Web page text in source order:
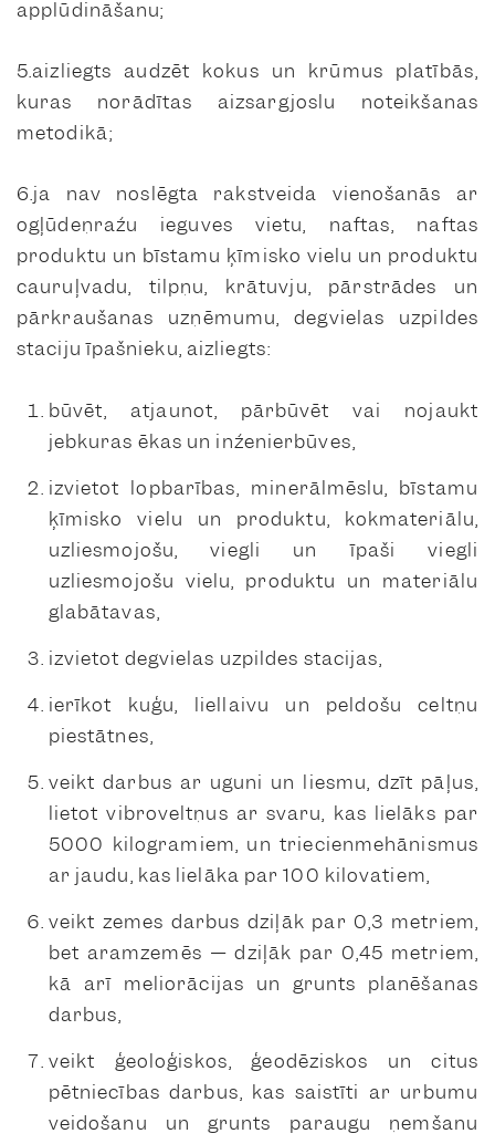
applūdināšanu;
5.aizliegts audzēt kokus un krūmus platībās,
kuras norādītas aizsargjoslu noteikšanas
metodikā;
6.ja nav noslēgta rakstveida vienošanās ar
ogļūdeņražu ieguves vietu, naftas, naftas
produktu un bīstamu ķīmisko vielu un produktu
cauruļvadu, tilpņu, krātuvju, pārstrādes un
pārkraušanas uzņēmumu, degvielas uzpildes
staciju īpašnieku, aizliegts:
būvēt, atjaunot, pārbūvēt vai nojaukt
jebkuras ēkas un inženierbūves,
izvietot lopbarības, minerālmēslu, bīstamu
ķīmisko vielu un produktu, kokmateriālu,
uzliesmojošu, viegli un īpaši viegli
uzliesmojošu vielu, produktu un materiālu
glabātavas,
izvietot degvielas uzpildes stacijas,
ierīkot kuģu, liellaivu un peldošu celtņu
piestātnes,
veikt darbus ar uguni un liesmu, dzīt pāļus,
lietot vibroveltņus ar svaru, kas lielāks par
5000 kilogramiem, un triecienmehānismus
ar jaudu, kas lielāka par 100 kilovatiem,
veikt zemes darbus dziļāk par 0,3 metriem,
bet aramzemēs — dziļāk par 0,45 metriem,
kā arī meliorācijas un grunts planēšanas
darbus,
veikt ģeoloģiskos, ģeodēziskos un citus
pētniecības darbus, kas saistīti ar urbumu
veidošanu un grunts paraugu ņemšanu